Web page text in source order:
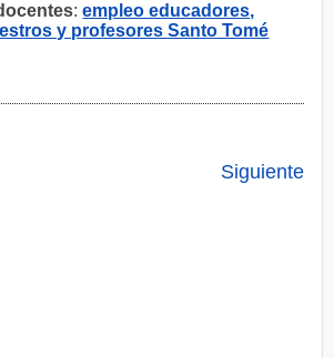
:empleo educadores,
y profesores Santo Tomé
Siguiente